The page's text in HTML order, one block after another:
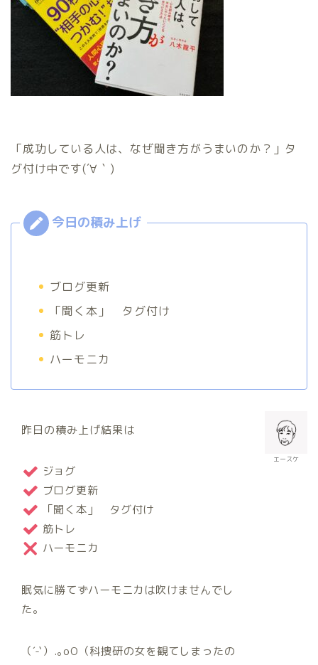
「成功している人は、なぜ聞き方がうまいのか？」タ
グ付け中です(´∀｀)
ブログ更新
「聞く本」 タグ付け
筋トレ
ハーモニカ
エースケ
昨日の積み上げ結果は
ジョグ
ブログ更新
「聞く本」 タグ付け
筋トレ
ハーモニカ
眠気に勝てずハーモニカは吹けませんでし
た。
（´-`）.｡oO（科捜研の女を観てしまったの